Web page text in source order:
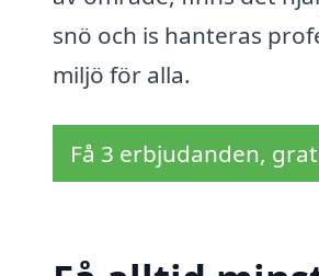
snö och is hanteras
miljö för alla.
Få 3 erbjudanden,